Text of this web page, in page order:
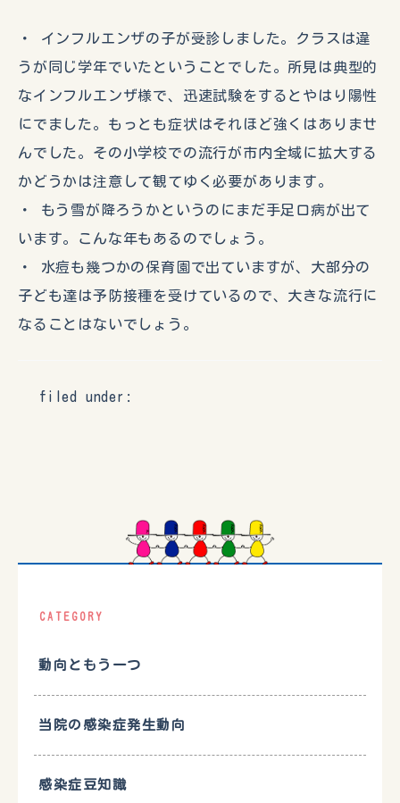
・ インフルエンザの子が受診しました。クラスは違
うが同じ学年でいたということでした。所見は典型的
なインフルエンザ様で、迅速試験をするとやはり陽性
にでました。もっとも症状はそれほど強くはありませ
んでした。その小学校での流行が市内全域に拡大する
かどうかは注意して観てゆく必要があります。
・ もう雪が降ろうかというのにまだ手足口病が出て
います。こんな年もあるのでしょう。
・ 水痘も幾つかの保育園で出ていますが、大部分の
子ども達は予防接種を受けているので、大きな流行に
なることはないでしょう。
filed under:
CATEGORY
動向ともう一つ
当院の感染症発生動向
感染症豆知識